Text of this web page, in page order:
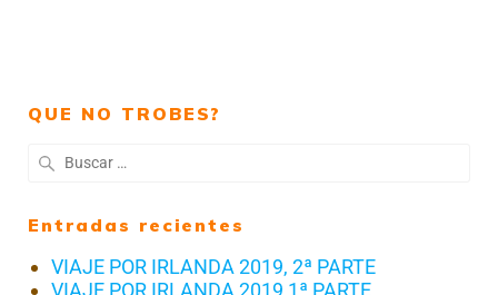
QUE NO TROBES?
Entradas recientes
VIAJE POR IRLANDA 2019, 2ª PARTE
VIAJE POR IRLANDA 2019 1ª PARTE